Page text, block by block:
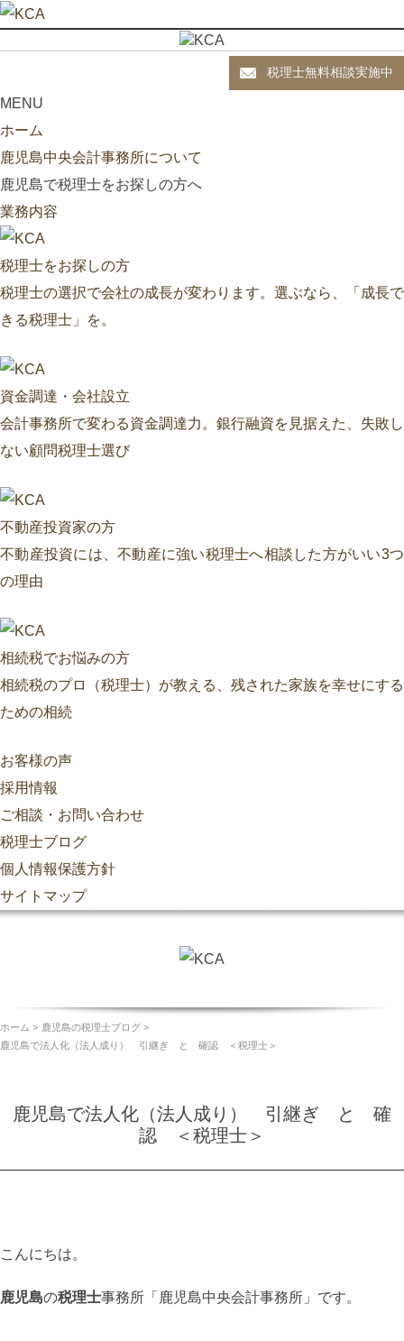
税理士無料相談実施中
MENU
ホーム
鹿児島中央会計事務所について
鹿児島で税理士をお探しの方へ
業務内容
税理士をお探しの方
税理士の選択で会社の成長が変わります。選ぶなら、「成長で
きる税理士」を。
資金調達・会社設立
会計事務所で変わる資金調達力。銀行融資を見据えた、失敗し
ない顧問税理士選び
不動産投資家の方
不動産投資には、不動産に強い税理士へ相談した方がいい3つ
の理由
相続税でお悩みの方
相続税のプロ（税理士）が教える、残された家族を幸せにする
ための相続
お客様の声
採用情報
ご相談・お問い合わせ
税理士ブログ
個人情報保護方針
サイトマップ
ホーム
鹿児島の税理士ブログ
鹿児島で法人化（法人成り） 引継ぎ と 確認 ＜税理士＞
鹿児島で法人化（法人成り） 引継ぎ と 確
認 ＜税理士＞
こんにちは。
鹿児島の税理士事務所「鹿児島中央会計事務所」です。